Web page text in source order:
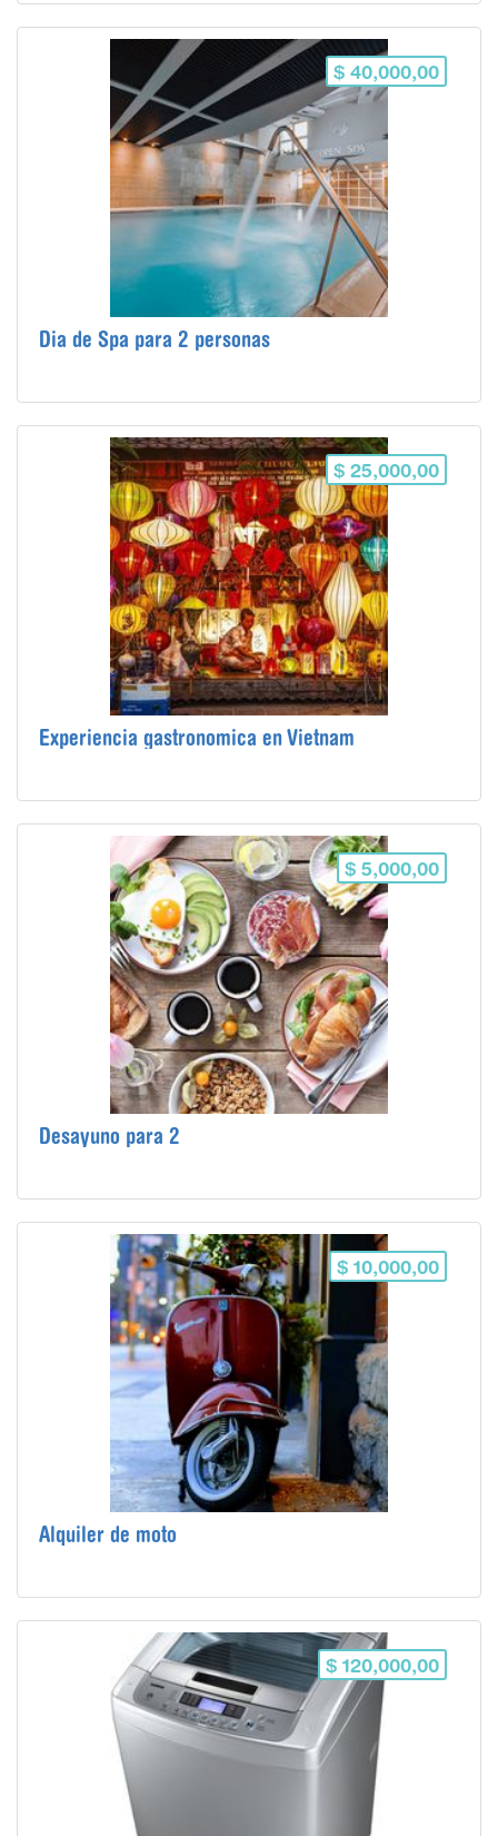
$ 40,000,00
Dia de Spa para 2 personas
$ 25,000,00
Experiencia gastronomica en Vietnam
$ 5,000,00
Desayuno para 2
$ 10,000,00
Alquiler de moto
$ 120,000,00